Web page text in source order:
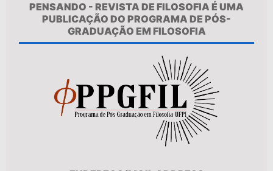
PENSANDO - REVISTA DE FILOSOFIA É UMA
PUBLICAÇÃO DO PROGRAMA DE PÓS-
GRADUAÇÃO EM FILOSOFIA